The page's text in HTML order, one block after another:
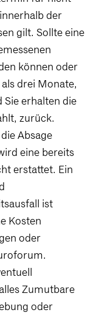
der
gilt. Sollte eine
können oder
drei Monate,
Sie erhalten die
zurück.
Absage
eine bereits
erstattet. Ein
ist
Kosten
oder
Zumutbare
oder